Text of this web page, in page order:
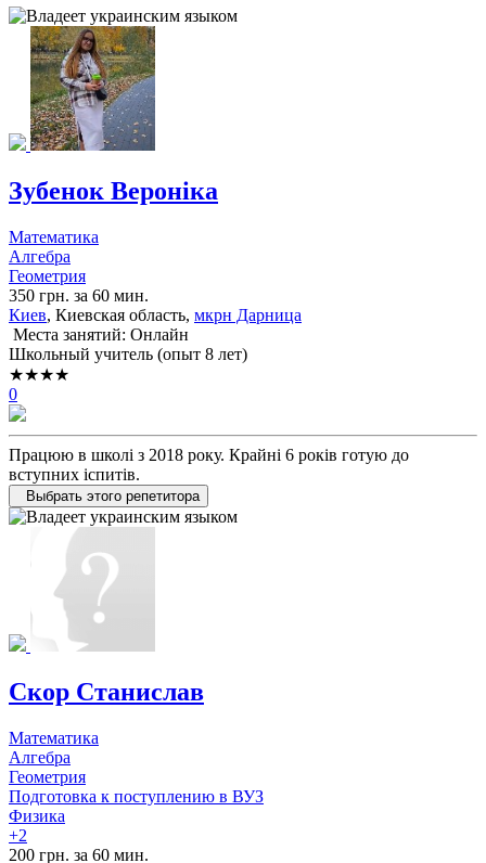
Зубенок Вероніка
Математика
Алгебра
Геометрия
350 грн. за 60 мин.
Киев, Киевская область, мкрн Дарница
Места занятий: Онлайн
Школьный учитель (опыт 8 лет)
★★★★
0
Працюю в школі з 2018 року. Крайні 6 років готую до
вступних іспитів.
Выбрать этого репетитора
Скор Станислав
Математика
Алгебра
Геометрия
Подготовка к поступлению в ВУЗ
Физика
+2
200 грн. за 60 мин.